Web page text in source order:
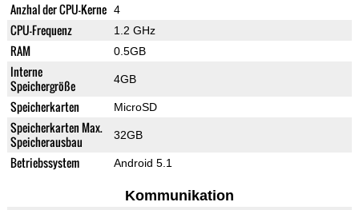
Anzhal der CPU-Kerne 4
CPU-Frequenz 1.2 GHz
RAM 0.5GB
Interne
Speichergröße
4GB
Speicherkarten MicroSD
Speicherkarten Max.
Speicherausbau
32GB
Betriebssystem Android 5.1
Kommunikation